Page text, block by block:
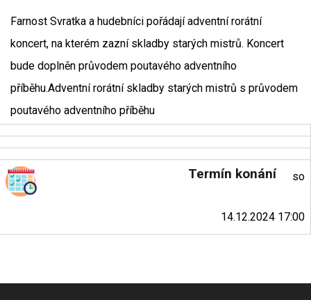
Farnost Svratka a hudebníci pořádají adventní rorátní
koncert, na kterém zazní skladby starých mistrů. Koncert
bude doplněn průvodem poutavého adventního
příběhu.Adventní rorátní skladby starých mistrů s průvodem
poutavého adventního příběhu
Termín konání so
14.12.2024 17:00